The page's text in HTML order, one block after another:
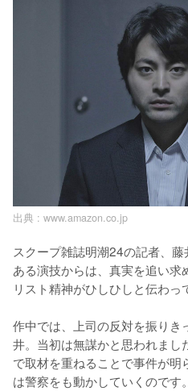
出典 : www.amazon.co.jp
スクープ雑誌明潮24の記者、
ある演技からは、真実を追い
リスト精神がひしひしと伝わっ
作中では、上司の反対を振りき
井。当初は無謀かと思われまし
で取材を重ねることで事件が明
は警察をも動かしていくのです。